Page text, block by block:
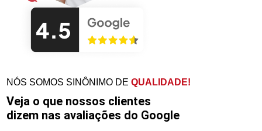
NÓS SOMOS SINÔNIMO DEQUALIDADE!
Veja o que nossos clientes
dizem nas avaliações do Google